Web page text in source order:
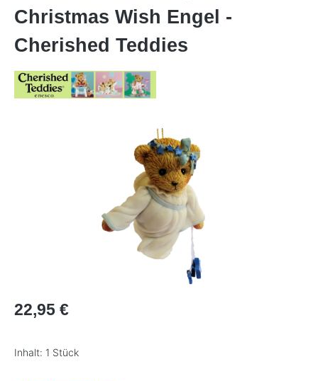
Christmas Wish Engel -
Cherished Teddies
Regulärer Preis:
22,95 €
Inhalt: 1 Stück